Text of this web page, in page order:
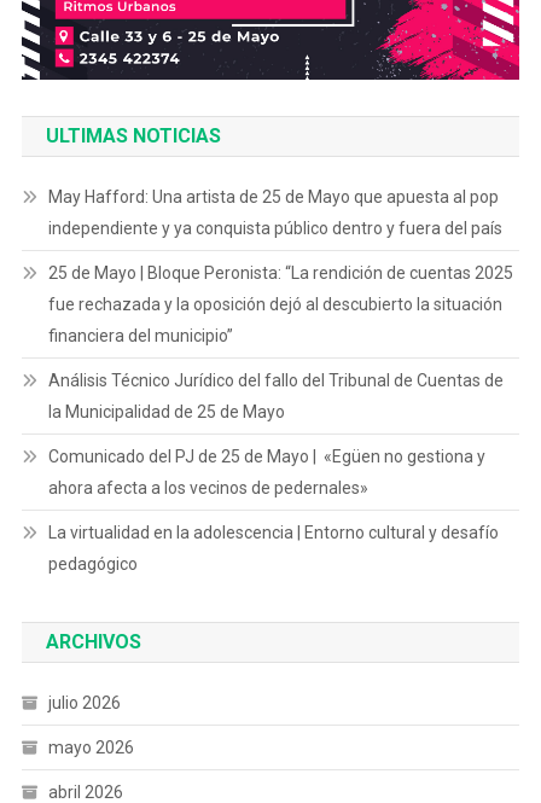
ULTIMAS NOTICIAS
May Hafford: Una artista de 25 de Mayo que apuesta al pop
independiente y ya conquista público dentro y fuera del país
25 de Mayo | Bloque Peronista: “La rendición de cuentas 2025
fue rechazada y la oposición dejó al descubierto la situación
financiera del municipio”
Análisis Técnico Jurídico del fallo del Tribunal de Cuentas de
la Municipalidad de 25 de Mayo
Comunicado del PJ de 25 de Mayo | «Egüen no gestiona y
ahora afecta a los vecinos de pedernales»
La virtualidad en la adolescencia | Entorno cultural y desafío
pedagógico
ARCHIVOS
julio 2026
mayo 2026
abril 2026